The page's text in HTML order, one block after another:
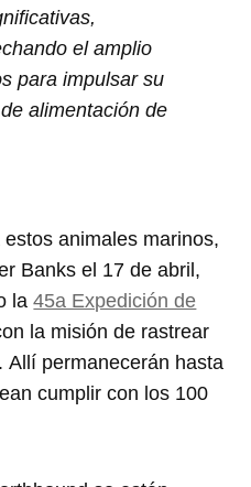
el amplio
para impulsar su
alimentación de
animales marinos,
Banks el 17 de abril,
la45a Expedición de
la misión de rastrear
Allí permanecerán hasta
cumplir con los 100